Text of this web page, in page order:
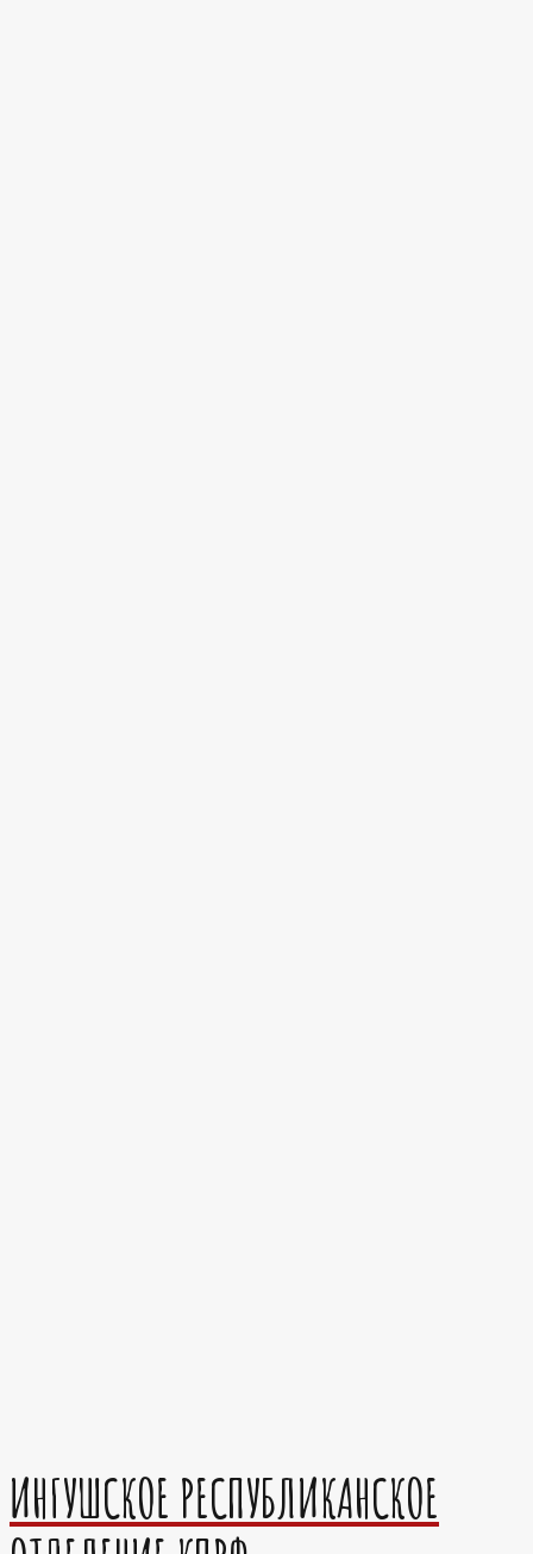
ИНГУШСКОЕ РЕСПУБЛИКАНСКОЕ